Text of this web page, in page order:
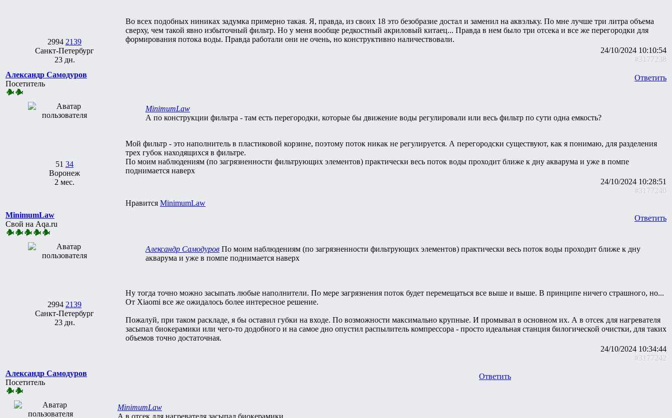
2994 2139
Санкт-Петербург
23 дн.
Во всех подобных ниниках задумка примерно такая. Я, правда, из своих 18 это безобразие достал и заменил на аквэльку. По мне лучше три литра объема
сверху, чем такой явно избыточный фильтр. Но у меня вообще редкостный акриловый китаец... Правда в нем было три отсека и все же перегородки для
формирования потока воды. Правда работали они не очень, но конструктивно наличествовали.
24/10/2024 10:10:54
#3177238
Александр Самодуров
Посетитель
51 34
Воронеж
2 мес.
Ответить
MinimumLaw
А по конструкции фильтра - там есть перегородки, которые бы движение воды регулировали или весь фильтр по сути одна емкость?
Мой фильтр - это наполнитель в пластиковой корзине, поэтому поток никак не регулируется. А перегородски существуют, как я понимаю, для разделения
трех губок находящихся в фильтре.
По моим наблюдениям (по загрязненности фильтрующих элементов) практически весь поток воды проходит ближе к дну акварума и уже в помпе
поднимается наверх
24/10/2024 10:28:51
#3177240
Нравится MinimumLaw
MinimumLaw
Свой на Aqa.ru
2994 2139
Санкт-Петербург
23 дн.
Ответить
Александр Самодуров По моим наблюдениям (по загрязненности фильтрующих элементов) практически весь поток воды проходит ближе к дну
акварума и уже в помпе поднимается наверх
Ну тогда точно можно засыпать любые наполнители. По мере загрязнения поток будет перемещаться все выше и выше. В принципе ничего страшного, но...
От Xiaomi все же ожидалось более интересное решение.
Пожалуй, при таком раскладе, я бы оставил губки на входе. По возможности максимально крупные. И промывал в основном их. А в отсек для нагревателя
засыпал биокерамики или чего-то додобного и на самое дно опустил распылитель компрессора - просто идеальная станция билогической очистки, для таких
объемов точно достаточная.
24/10/2024 10:34:44
#3177242
Александр Самодуров
Посетитель
Ответить
MinimumLaw
А в отсек для нагревателя засыпал биокерамики